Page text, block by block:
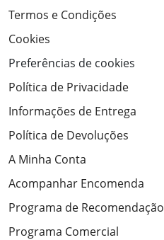
Termos e Condições
Cookies
Preferências de cookies
Política de Privacidade
Informações de Entrega
Política de Devoluções
A Minha Conta
Acompanhar Encomenda
Programa de Recomendação
Programa Comercial